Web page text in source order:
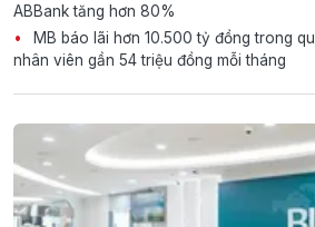
ABBank tăng hơn 80%
MB báo lãi hơn 10.500 tỷ đồng trong
nhân viên gần 54 triệu đồng mỗi tháng